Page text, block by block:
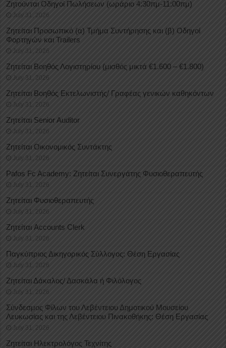
Ζητούνται Οδηγοί Πωλήσεων (ωράριο 4:30πμ-11:00πμ)
July 31, 2026
Ζητείται Προσωπικό (α) Τμήμα Συντήρησης και (β) Οδηγοί
Φορτηγών και Trailers
July 31, 2026
Ζητείται Βοηθός Λογιστηρίου (μισθός μικτά €1.600 – €1.800)
July 31, 2026
Ζητείται Βοηθός Εκτελωνιστής/ Γραφέας γενικών καθηκόντων
July 31, 2026
Ζητείται Senior Auditor
July 31, 2026
Ζητείται Οικονομικός Συντάκτης
July 31, 2026
Pafos Fc Academy: Ζητείται Συνεργάτης Φυσιοθεραπευτής
July 31, 2026
Ζητείται Φυσιοθεραπευτής
July 31, 2026
Ζητείται Accounts Clerk
July 31, 2026
Παγκύπριος Δικηγορικός Σύλλογος: Θέση Εργασίας
July 31, 2026
Ζητείται Δάκαλος/ Δασκάλα ή Φιλόλογος
July 31, 2026
Σύνδεσμος Φίλων του Λεβέντειου Δημοτικού Μουσείου
Λευκωσίας και της Λεβέντειου Πινακοθήκης: Θέση Εργασίας
July 31, 2026
Ζητείται Ηλεκτρολόγος Τεχνίτης